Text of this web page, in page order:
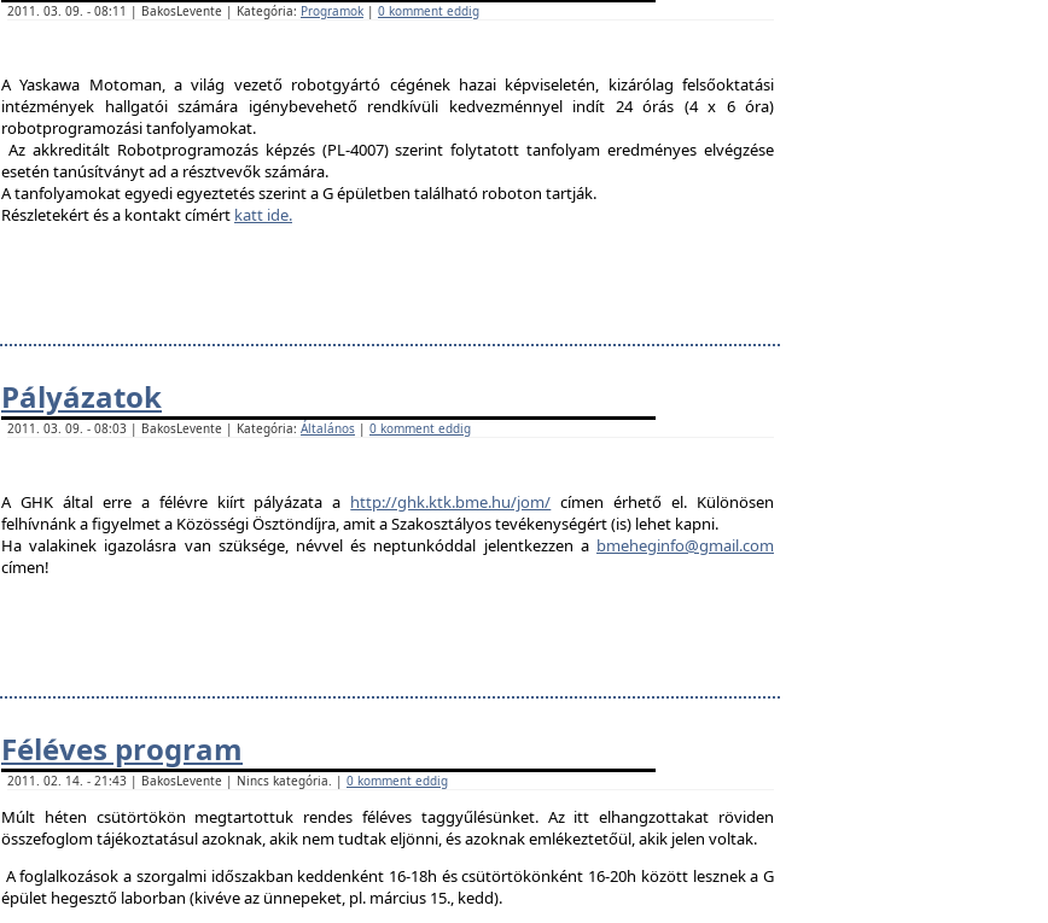
2011. 03. 09. - 08:11 | BakosLevente | Kategória: Programok | 0 komment eddig
A Yaskawa Motoman, a világ vezető robotgyártó cégének hazai képviseletén, kizárólag felsőoktatási
intézmények hallgatói számára igénybevehető rendkívüli kedvezménnyel indít 24 órás (4 x 6 óra)
robotprogramozási tanfolyamokat.
Az akkreditált Robotprogramozás képzés (PL-4007) szerint folytatott tanfolyam eredményes elvégzése
esetén tanúsítványt ad a résztvevők számára.
A tanfolyamokat egyedi egyeztetés szerint a G épületben található roboton tartják.
Részletekért és a kontakt címért katt ide.
Pályázatok
2011. 03. 09. - 08:03 | BakosLevente | Kategória: Általános | 0 komment eddig
A GHK által erre a félévre kiírt pályázata a http://ghk.ktk.bme.hu/jom/ címen érhető el. Különösen
felhívnánk a figyelmet a Közösségi Ösztöndíjra, amit a Szakosztályos tevékenységért (is) lehet kapni.
Ha valakinek igazolásra van szüksége, névvel és neptunkóddal jelentkezzen a bmeheginfo@gmail.com
címen!
Féléves program
2011. 02. 14. - 21:43 | BakosLevente | Nincs kategória. | 0 komment eddig
Múlt héten csütörtökön megtartottuk rendes féléves taggyűlésünket. Az itt elhangzottakat röviden
összefoglom tájékoztatásul azoknak, akik nem tudtak eljönni, és azoknak emlékeztetőül, akik jelen voltak.
A foglalkozások a szorgalmi időszakban keddenként 16-18h és csütörtökönként 16-20h között lesznek a G
épület hegesztő laborban (kivéve az ünnepeket, pl. március 15., kedd).